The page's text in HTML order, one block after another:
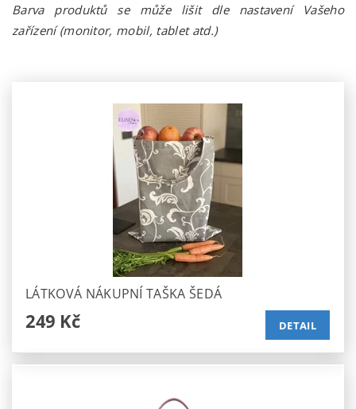
Barva produktů se může lišit dle nastavení Vašeho
zařízení (monitor, mobil, tablet atd.)
LÁTKOVÁ NÁKUPNÍ TAŠKA ŠEDÁ
249 Kč DETAIL